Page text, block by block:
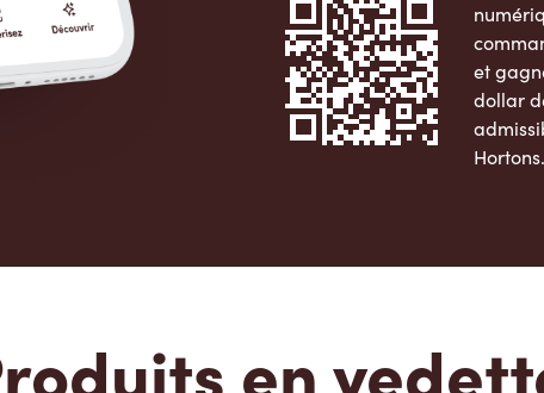
et
dollar
Hortons.
en